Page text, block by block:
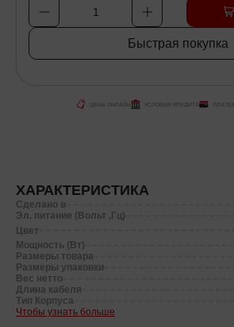
1
Быстрая покупка
ЦЕНА ОНЛАЙН УСЛОВИЯ КРЕДИТА ПЛАТЕЖ
ХАРАКТЕРИСТИКА
Сделано в
Эл. питание (Вольт ,Гц)
Цвет
Мощность (Вт)
Размеры товара
Размеры упаковки
Вес нетто
Длина кабеля
Тип Корпуса
Чтобы узнать больше